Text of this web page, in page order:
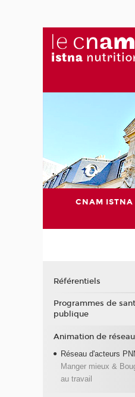
CNAM ISTNA
Référentiels
Programmes de
publique
Animation de
Réseau d'acteurs
Manger mieux &
au travail